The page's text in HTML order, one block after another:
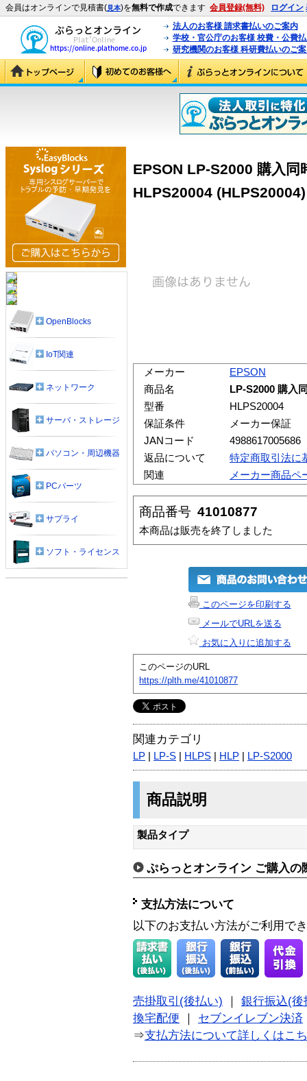
会員はオンラインで見積書(見本)を無料で作成できます 会員登録(無料) ログイン
法人のお客様 請求書払いのご案内
学校・官公庁のお客様 校費・公費
研究機関のお客様 科研費払いのご
EPSON LP-S2000 購入同
HLPS20004 (HLPS20004)
メーカー
EPSON
商品名
LP-S2000 購入
型番
HLPS20004
保証条件
メーカー保証
JANコード
4988617005686
返品について
特定商取引法に
関連
メーカー商品ペ
商品番号 41010877
本商品は販売を終了しました
このページを印刷する
メールでURLを送る
お気に入りに追加する
このページのURL
https://plth.me/41010877
関連カテゴリ
LP LP-S HLPS HLP LP-S2000
商品説明
製品タイプ
ぷらっとオンライン ご購入の
支払方法について
以下のお支払い方法がご利用で
売掛取引(後払い)
銀行振込(後
換宅配便
セブンイレブン決済
⇒支払方法について詳しくはこ
OpenBlocks
IoT関連
ネットワーク
サーバ・ストレージ
パソコン・周辺機器
PCパーツ
サプライ
ソフト・ライセンス